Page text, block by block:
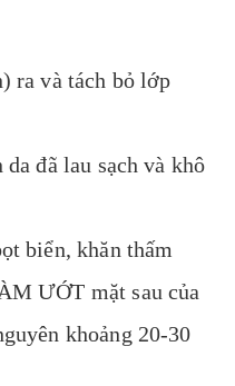
ra và tách bỏ lớp
đã lau sạch và khô
biển, khăn thấm
ƯỚT mặt sau của
khoảng 20-30